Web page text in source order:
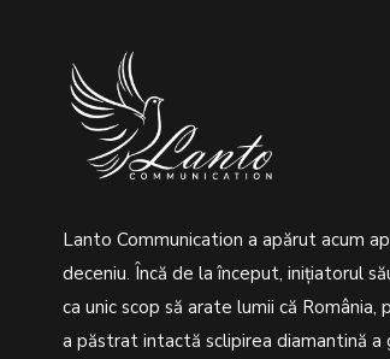
Lanto Communication a apărut acum
deceniu. Încă de la început, inițiatorul
ca unic scop să arate lumii că România,
a păstrat intactă sclipirea diamantină a